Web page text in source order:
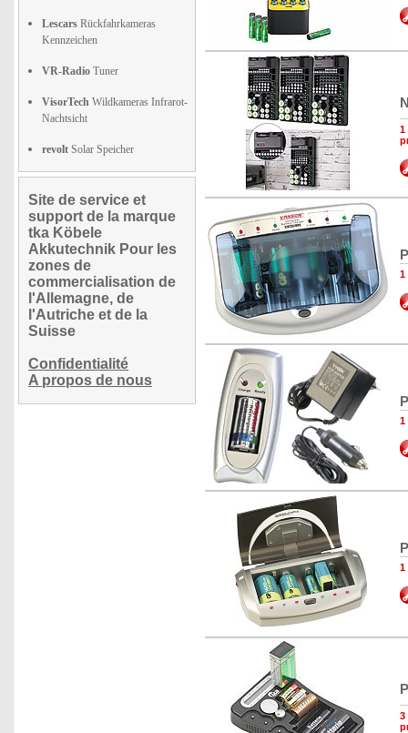
Lescars Rückfahrkameras
Kennzeichen
VR-Radio Tuner
VisorTech Wildkameras Infrarot-
Nachtsicht
revolt Solar Speicher
Site de service et
support de la marque
tka Köbele
Akkutechnik Pour les
zones de
commercialisation de
l'Allemagne, de
l'Autriche et de la
Suisse
Confidentialité
A propos de nous
1
1
1
1
3